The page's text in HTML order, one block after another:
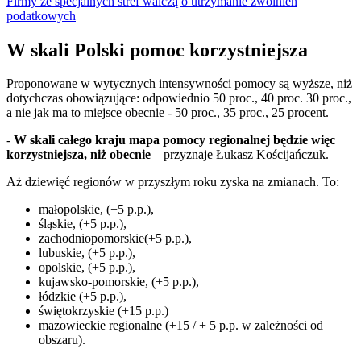
podatkowych
W skali Polski pomoc korzystniejsza
Proponowane w wytycznych intensywności pomocy są wyższe, niż
dotychczas obowiązujące: odpowiednio 50 proc., 40 proc. 30 proc.,
a nie jak ma to miejsce obecnie - 50 proc., 35 proc., 25 procent.
- W skali całego kraju mapa pomocy regionalnej będzie więc
korzystniejsza, niż obecnie – przyznaje Łukasz Kościjańczuk.
Aż dziewięć regionów w przyszłym roku zyska na zmianach. To:
małopolskie, (+5 p.p.),
śląskie, (+5 p.p.),
zachodniopomorskie(+5 p.p.),
lubuskie, (+5 p.p.),
opolskie, (+5 p.p.),
kujawsko-pomorskie, (+5 p.p.),
łódzkie (+5 p.p.),
świętokrzyskie (+15 p.p.)
mazowieckie regionalne (+15 / + 5 p.p. w zależności od
obszaru).